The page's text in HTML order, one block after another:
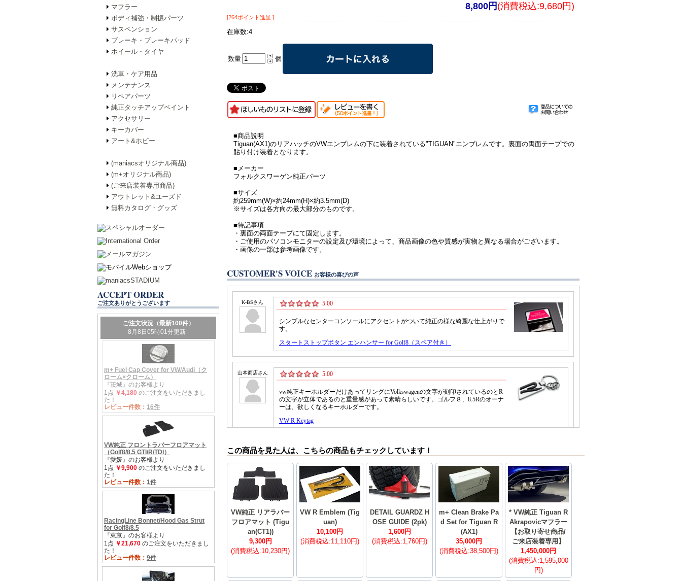
マフラー
ボディ補強・制振パーツ
サスペンション
ブレーキ・ブレーキパッド
ホイール・タイヤ
洗車・ケア用品
メンテナンス
リペアパーツ
純正タッチアップペイント
アクセサリー
キーカバー
アート&ホビー
(maniacsオリジナル商品)
(m+オリジナル商品)
(ご来店装着専用商品)
アウトレット&ユーズド
無料カタログ・グッズ
ACCEPT ORDER
ご注文ありがとうございます
8,800円 (消費税込:9,680円)
[264ポイント進呈 ]
在庫数:4
数量 個
■商品説明
Tiguan(AX1)のリアハッチのVWエンブレムの下に装着されている"TIGUAN"エンブレムです。裏面の両面テープでの
貼り付け装着となります。
■メーカー
フォルクスワーゲン純正パーツ
■サイズ
約259mm(W)×約24mm(H)×約3.5mm(D)
※サイズは各方向の最大部分のものです。
■特記事項
・裏面の両面テープにて固定します。
・ご使用のパソコンモニターの設定及び環境によって、商品画像の色や質感が実物と異なる場合がございます。
・画像の一部は参考画像です。
CUSTOMER'S VOICE お客様の喜びの声
この商品を見た人は、こちらの商品もチェックしています！
VW純正 リアラバー
フロアマット (Tigu
an(CT1))
9,300円
(消費税込:10,230円)
VW R Emblem (Tig
uan)
10,100円
(消費税込:11,110円)
DETAIL GUARDZ H
OSE GUIDE (2pk)
1,600円
(消費税込:1,760円)
m+ Clean Brake Pa
d Set for Tiguan R
(AX1)
35,000円
(消費税込:38,500円)
* VW純正 Tiguan R
Akrapovicマフラー
【お取り寄せ商品/
ご来店装着専用】
1,450,000円
(消費税込:1,595,000
円)